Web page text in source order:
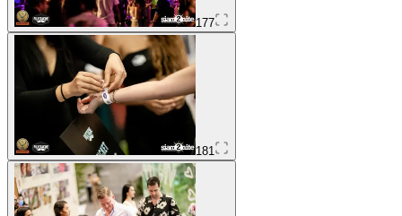
177
181